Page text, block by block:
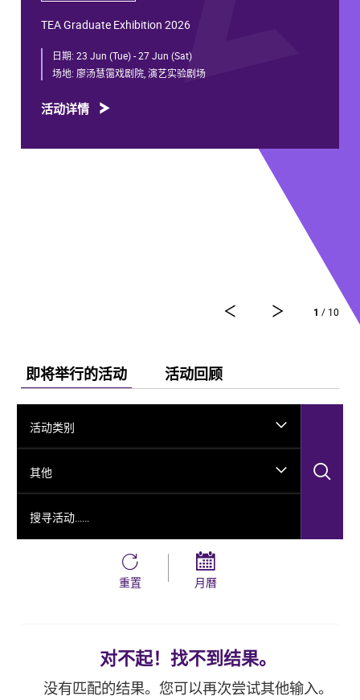
TEA Graduate Exhibition 2026
日期: 23 Jun (Tue) - 27 Jun (Sat)
场地: 廖汤慧霭戏剧院, 演艺实验剧场
活动详情
1 / 10
即将举行的活动 活动回顾
活动类别
其他
重置 月曆
对不起！找不到结果。
没有匹配的结果。您可以再次尝试其他输入。